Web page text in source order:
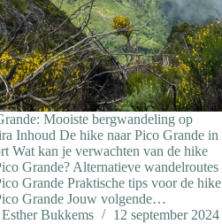
Mooiste bergwandeling op
Inhoud De hike naar Pico Grande in
Wat kan je verwachten van de hike
Grande? Alternatieve wandelroutes
Grande Praktische tips voor de hike
Grande Jouw volgende…
Esther Bukkems
12 september 2024